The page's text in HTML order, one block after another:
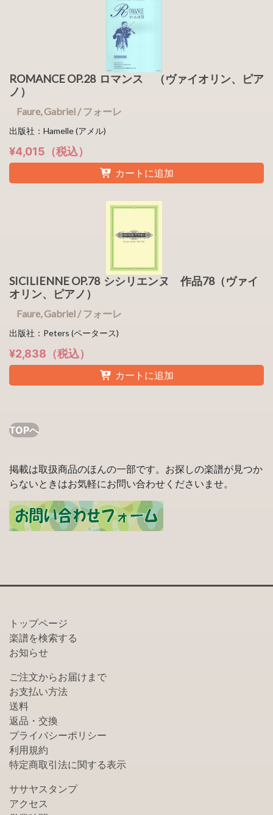
ROMANCE OP.28 ロマンス （ヴァイオリン、ピア
ノ）
Faure, Gabriel / フォーレ
出版社：Hamelle (アメル)
¥4,015（税込）
カートに追加
SICILIENNE OP.78 シシリエンヌ 作品78（ヴァイ
オリン、ピアノ）
Faure, Gabriel / フォーレ
出版社：Peters (ペータース)
¥2,838（税込）
カートに追加
TOPへ
掲載は取扱商品のほんの一部です。お探しの楽譜が見つか
らないときはお気軽にお問い合わせくださいませ。
トップページ
楽譜を検索する
お知らせ
ご注文からお届けまで
お支払い方法
送料
返品・交換
プライバシーポリシー
利用規約
特定商取引法に関する表示
ササヤスタンプ
アクセス